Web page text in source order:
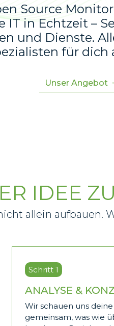
Source
IT in Echtzeit –
und Dienste.
für dich
Unser Angebot
IDEE
allein aufbauen.
Schritt 1
ANALYSE &
Wir schauen uns
gemeinsam, was wie